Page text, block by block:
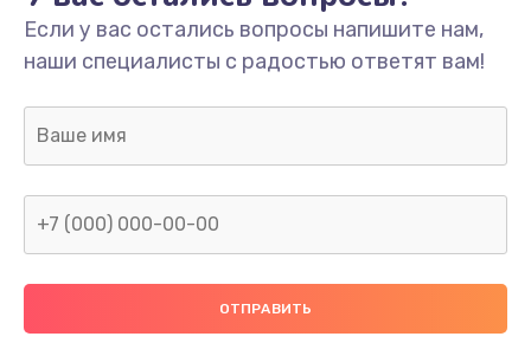
Замена/Pемонт карбюратора
1300 руб.
Заказать
Ремонт капиллярной трубки
400 руб.
Если у вас остались вопросы напишите нам,
наши специалисты с радостью ответят вам!